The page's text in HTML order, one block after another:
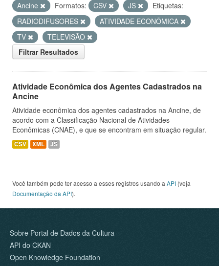
Ancine
Formatos: CSV JS
Etiquetas:
RADIODIFUSORES
ATIVIDADE ECONÔMICA
TV
TELEVISÃO
Filtrar Resultados
Atividade Econômica dos Agentes Cadastrados na
Ancine
Atividade econômica dos agentes cadastrados na Ancine, de
acordo com a Classificação Nacional de Atividades
Econômicas (CNAE), e que se encontram em situação regular.
CSV XML JS
Você também pode ter acesso a esses registros usando a API (veja
Documentação da API).
Sobre Portal de Dados da Cultura
API do CKAN
Open Knowledge Foundation